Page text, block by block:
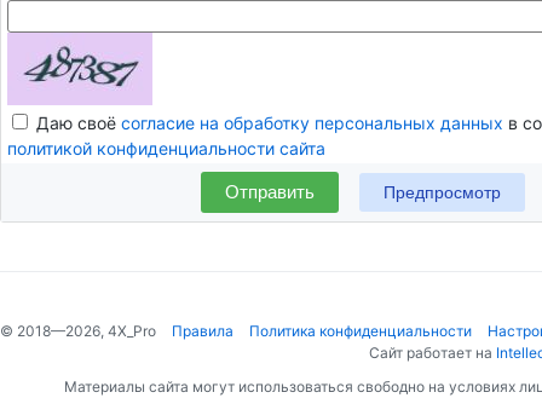
Даю своё согласие на обработку персональных данных в
политикой конфиденциальности сайта
Отправить
© 2018—2026, 4X_Pro Правила Политика конфиденциальности
Сайт работает на
Материалы сайта могут использоваться свободно на условиях